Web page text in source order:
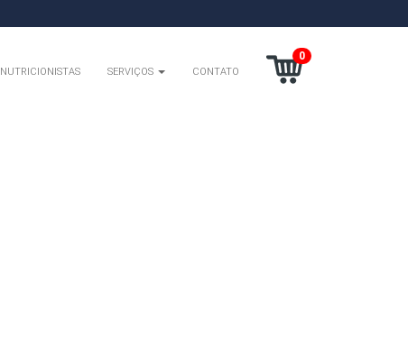
NUTRICIONISTAS SERVIÇOS CONTATO
0